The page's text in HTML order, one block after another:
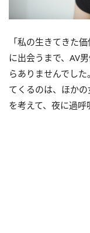
「私の生きてきた
に出会うまで、AV
らありませんでし
てくるのは、ほか
を考えて、夜に過呼